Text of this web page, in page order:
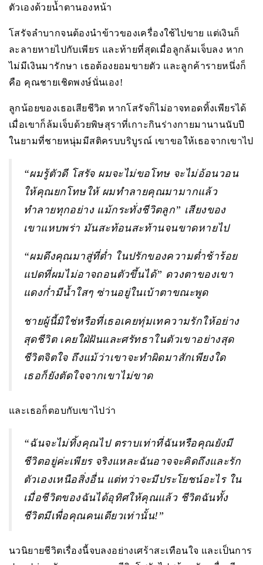
ตัวเองด้วยน้ำตานองหน้า
โสรัจลำบากจนต้องนำข้าวของเครื่องใช้ไปขาย แต่เงินก็
ละลายหายไปกับเพียร และท้ายที่สุดเมื่อลูกล้มเจ็บลง หาก
ไม่มีเงินมารักษา เธอต้องยอมขายตัว และลูกค้ารายหนึ่งก็
คือ คุณชายเชิดพงษ์นั่นเอง!
ลูกน้อยของเธอเสียชีวิต หากโสรัจก็ไม่อาจทอดทิ้งเพียรได้
เมื่อเขาก็ล้มเจ็บด้วยพิษสุราที่เกาะกินร่างกายมานานนับปี
ในยามที่ชายหนุ่มมีสติครบบริบูรณ์ เขาขอให้เธอจากเขาไป
“ผมรู้ตัวดี โสรัจ ผมจะไม่ขอโทษ จะไม่อ้อนวอน
ให้คุณยกโทษให้ ผมทำลายคุณมามากแล้ว
ทำลายทุกอย่าง แม้กระทั่งชีวิตลูก” เสียงของ
เขาแหบพร่า มันสะท้อนสะท้านจนขาดหายไป
“ผมดึงคุณมาสู่ที่ต่ำ ในปรักของความต่ำช้าร้อย
แปดที่ผมไม่อาจถอนตัวขึ้นได้” ดวงตาของเขา
แดงก่ำมีน้ำใสๆ ซ่านอยู่ในเบ้าตาขณะพูด
ชายผู้นี้มิใช่หรือที่เธอเคยทุ่มเทความรักให้อย่าง
สุดชีวิต เคยใฝ่ฝันและศรัทธาในตัวเขาอย่างสุด
ชีวิตจิตใจ ถึงแม้ว่าเขาจะทำผิดมาสักเพียงใด
เธอก็ยังตัดใจจากเขาไม่ขาด
และเธอก็ตอบกับเขาไปว่า
“ฉันจะไม่ทิ้งคุณไป ตราบเท่าที่ฉันหรือคุณยังมี
ชีวิตอยู่ค่ะเพียร จริงแหละฉันอาจจะคิดถึงและรัก
ตัวเองเหนือสิ่งอื่น แต่ทว่าจะมีประโยชน์อะไร ใน
เมื่อชีวิตของฉันได้อุทิศให้คุณแล้ว ชีวิตฉันทั้ง
ชีวิตมีเพื่อคุณคนเดียวเท่านั้น!”
นวนิยายชีวิตเรื่องนี้จบลงอย่างเศร้าสะเทือนใจ และเป็นการ